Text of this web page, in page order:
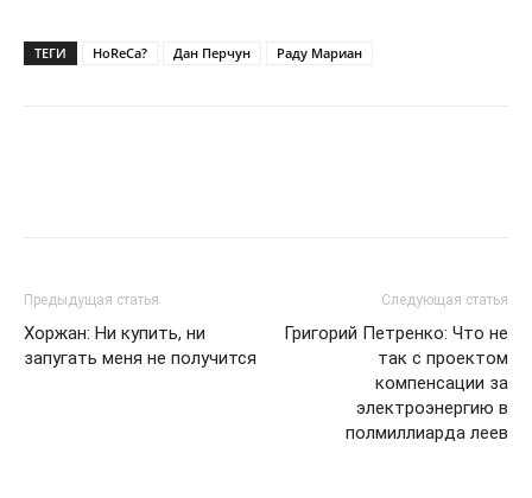
ТЕГИ HoReCa? Дан Перчун Раду Мариан
Предыдущая статья
Хоржан: Ни купить, ни
запугать меня не получится
Следующая статья
Григорий Петренко: Что не
так с проектом
компенсации за
электроэнергию в
полмиллиарда леев